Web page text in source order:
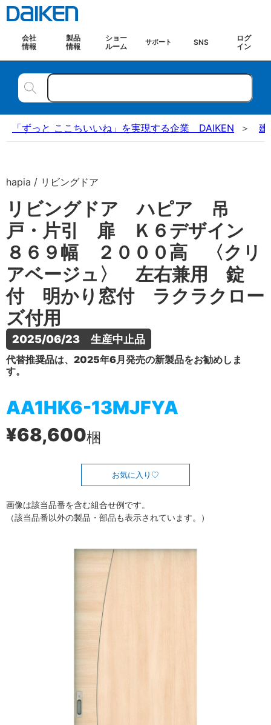
会社
情報
製品
情報
ショー
ルーム
サポート SNS
ログ
イン
「ずっと ここちいいね」を実現する企業 DAIKEN 建
hapia / リビングドア
リビングドア ハピア 吊
戸・片引 扉 Ｋ６デザイン
８６９幅 ２０００高 〈クリ
アベージュ〉 左右兼用 錠
付 明かり窓付 ラクラクロー
ズ付用
2025/06/23　生産中止品
代替推奨品は、2025年6月発売の新製品をお勧めしま
す。
AA1HK6-13MJFYA
¥68,600梱
お気に入り
画像は該当品番を含む組合せ例です。
（該当品番以外の製品・部品も表示されています。）